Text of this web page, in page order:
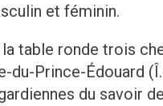
et féminin.
table ronde trois
du-Prince-Édouard
du savoir